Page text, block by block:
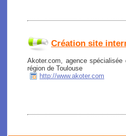
Création site
Akoter.com, agence
région de Toulouse
http://www.akoter.com